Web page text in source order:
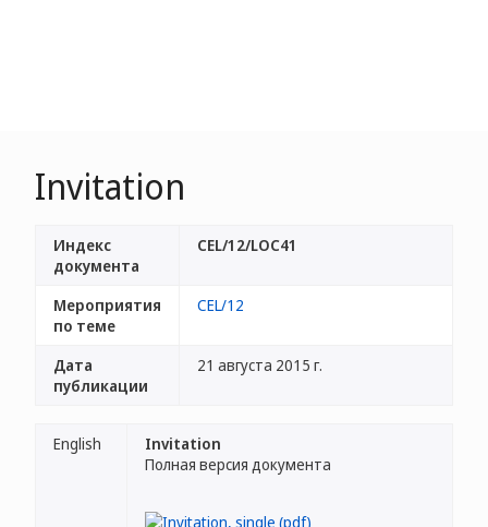
Invitation
Индекс
документа
CEL/12/LOC41
Мероприятия
по теме
CEL/12
Дата
публикации
21 августа 2015 г.
English
Invitation
Полная версия документа